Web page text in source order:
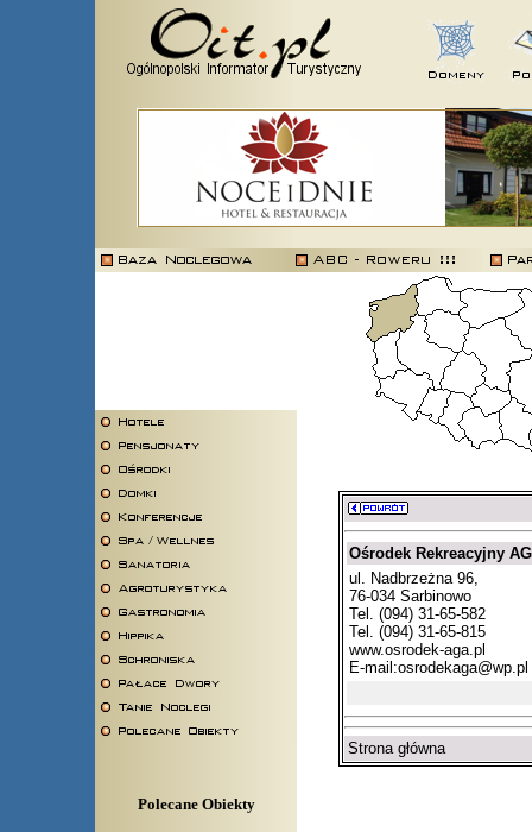
Polecane Obiekty
Ośrodek Rekreacyjny
ul. Nadbrzeżna 96,
76-034 Sarbinowo
Tel. (094) 31-65-582
Tel. (094) 31-65-815
www.osrodek-aga.pl
E-mail:osrodekaga@wp.pl
Strona główna